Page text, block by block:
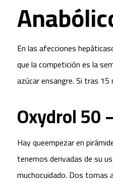
En las afecciones
que la competición es la
azúcar ensangre. Si tras
Oxydrol 50
Hay queempezar en
tenemos derivadas de su
muchocuidado. Dos tomas